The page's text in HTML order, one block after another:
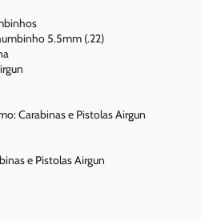
5.5mm (.22)
Carabinas e Pistolas Airgun
e Pistolas Airgun